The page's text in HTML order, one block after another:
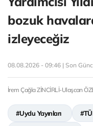
bozuk
izleyeceğiz
08.08.2026 - 09:46 | Son
İrem Çağla ZİNCİRLİ-Ulaşcan
#Uydu Yayınları